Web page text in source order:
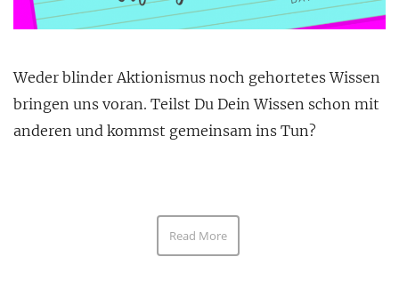
Weder blinder Aktionismus noch gehortetes Wissen
bringen uns voran. Teilst Du Dein Wissen schon mit
anderen und kommst gemeinsam ins Tun?
Read More